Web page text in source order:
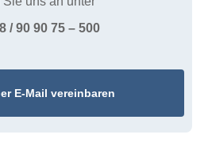
/ 90 90 75 – 500
E-Mail vereinbaren